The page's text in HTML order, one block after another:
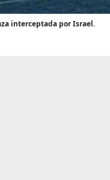
interceptada por Israel.